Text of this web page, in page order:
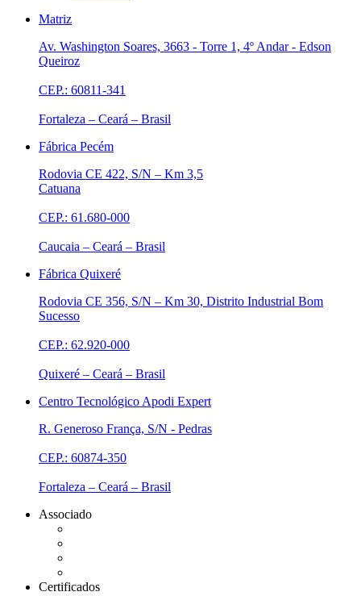
Matriz
Av. Washington Soares, 3663 - Torre 1, 4º Andar - Edson
Queiroz
CEP.: 60811-341
Fortaleza – Ceará – Brasil
Fábrica Pecém
Rodovia CE 422, S/N – Km 3,5
Catuana
CEP.: 61.680-000
Caucaia – Ceará – Brasil
Fábrica Quixeré
Rodovia CE 356, S/N – Km 30, Distrito Industrial Bom
Sucesso
CEP.: 62.920-000
Quixeré – Ceará – Brasil
Centro Tecnológico Apodi Expert
R. Generoso França, S/N - Pedras
CEP.: 60874-350
Fortaleza – Ceará – Brasil
Associado
Certificados